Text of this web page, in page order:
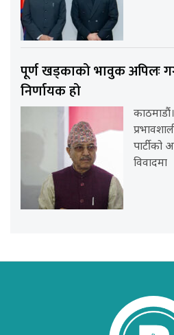
पूर्ण खड्काको भावुक अपिलः
निर्णायक हो
पार्टीको
विवादमा